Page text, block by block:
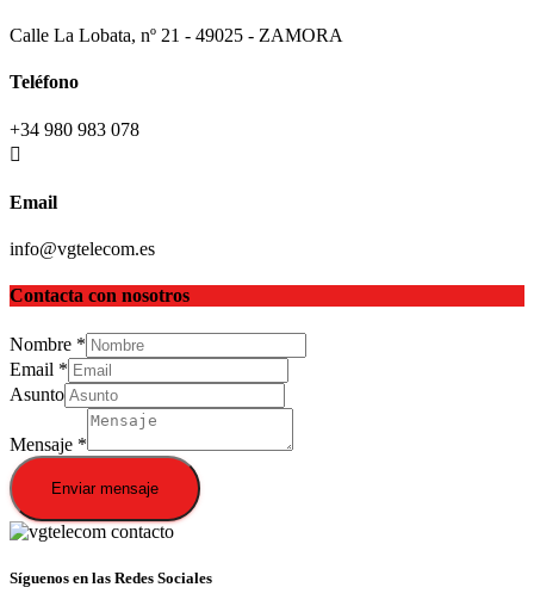
Calle La Lobata, nº 21 - 49025 - ZAMORA
Teléfono
+34 980 983 078
Email
info@vgtelecom.es
Contacta con nosotros
Nombre *
Email *
Asunto
Mensaje *
Enviar mensaje
Síguenos en las Redes Sociales